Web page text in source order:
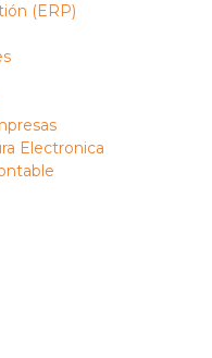
(ERP)
Electronica